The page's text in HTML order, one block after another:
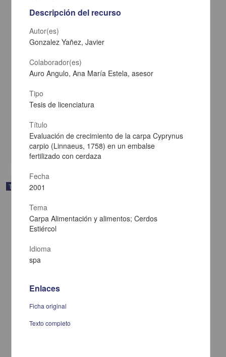
Necesidades educativas especiales y violencia en la familia
Segovia Hernandez
Ciencias Sociales y Económicas
Trabajo de grado
Descripción del recurso
Autor(es)
Gonzalez Yañez, Javier
Colaborador(es)
Auro Angulo, Ana María Estela, asesor
Tipo
Tesis de licenciatura
Título
Evaluación de crecimiento de la carpa Cyprynus
carpio (Linnaeus, 1758) en un embalse
fertilizado con cerdaza
Fecha
2001
Tema
Carpa Alimentación y alimentos; Cerdos
Estiércol
Idioma
spa
Enlaces
Ficha original
Texto completo